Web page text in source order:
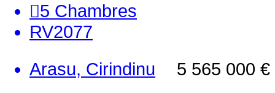
5 Chambres
RV2077
5 565 000 €
Arasu, Cirindinu